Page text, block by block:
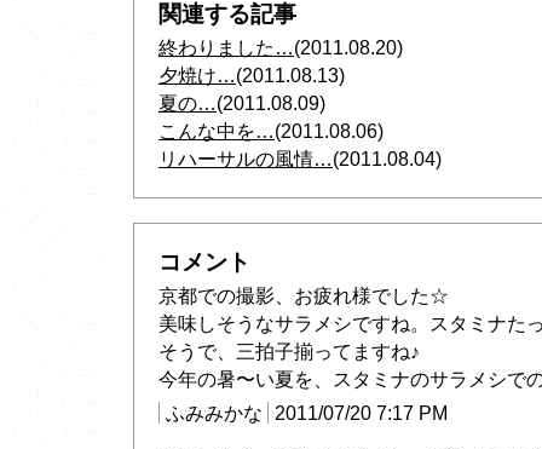
関連する記事
終わりました…(2011.08.20)
夕焼け…(2011.08.13)
夏の…(2011.08.09)
こんな中を…(2011.08.06)
リハーサルの風情…(2011.08.04)
コメント
京都での撮影、お疲れ様でした☆
美味しそうなサラメシですね。スタミナた
そうで、三拍子揃ってますね♪
今年の暑〜い夏を、スタミナのサラメシで
ふみみかな
2011/07/20 7:17 PM